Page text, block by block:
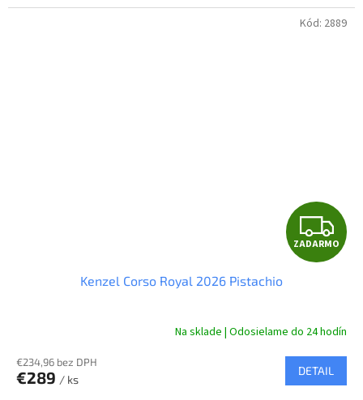
Z
A
A
R
ZADARMO
Kenzel Corso Royal 2026 Pistachio
Na sklade | Odosielame do 24 hodín
€234,96 bez DPH
€289 / ks
DETAIL
Kód: 2889